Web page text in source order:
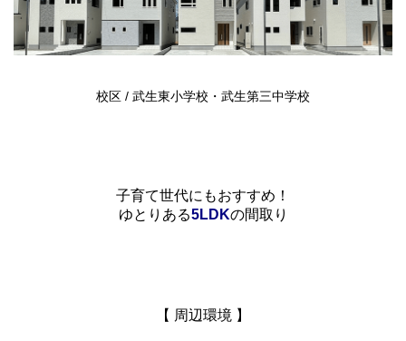
校区 / 武生東小学校・武生第三中学校
子育て世代にもおすすめ！
ゆとりある5LDKの間取り
【 周辺環境 】